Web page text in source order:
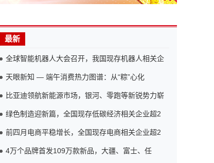
最新
全球智能机器人大会召开，我国现存机器人相关企
天眼新知 — 端午消费热力图谱：从“粽”心化
比亚迪领航新能源市场，银河、零跑等新锐势力崭
绿色制造迎新篇，全国现存低碳经济相关企业超2
前四月电商平稳增长，全国现存电商相关企业超2
4万个品牌首发109万款新品，大疆、富士、任